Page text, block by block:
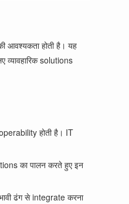
आवश्यकता होती है। यह
solutions
होती है। IT
का पालन करते हुए इन
ढंग से integrate करना